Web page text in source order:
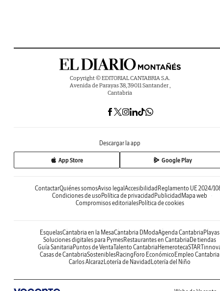
Copyright © EDITORIAL CANTABRIA S.A.
Avenida de Parayas 38, 39011 Santander ,
Cantabria
Descargar la app
App Store Google Play
ContactarQuiénes somosAviso legal Accesibilidad Reglamento UE 2024/
Condiciones de uso Política de privacidad Publicidad Mapa web
Compromisos editorialesPolítica de cookies
EsquelasCantabria en la MesaCantabria DModaAgenda Cantabria Playas
Soluciones digitales para PymesRestaurantes en Cantabria De tiendas
Guía Sanitaria Puntos de VentaTalento Cantabria Hemeroteca
Casas de CantabriaSosteniblesRacing Foro Económico Empleo Cantabria
Carlos AlcarazLotería de Navidad Lotería del Niño